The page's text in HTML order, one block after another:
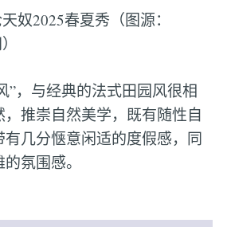
奴2025春夏秀（图源：
”，与经典的法式田园风很相
推崇自然美学，既有随性自
几分惬意闲适的度假感，同
氛围感。